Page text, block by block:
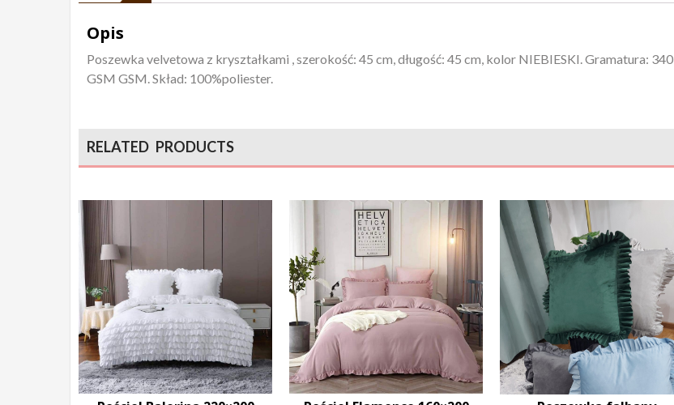
Opis
Poszewka velvetowa z kryształkami , szerokość: 45 cm, długość: 45 cm, kolor NIEBIESKI. Gramatura: 340
GSM GSM. Skład: 100%poliester.
RELATED PRODUCTS